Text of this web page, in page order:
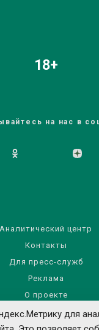
18+
на нас в
Аналитический центр
Контакты
Для пресс-служб
Реклама
О проекте
для